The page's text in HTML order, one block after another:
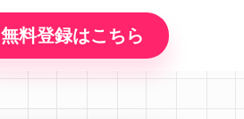
無料登録はこちら